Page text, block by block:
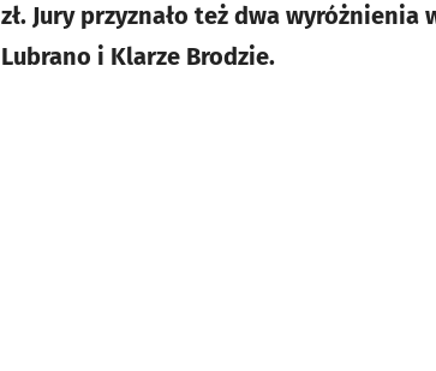
zł. Jury przyznało też dwa
Lubrano i Klarze Brodzie.